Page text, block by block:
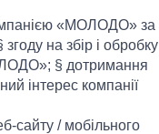
«МОЛОДО» за
на збір і обробку
§ дотримання
інтерес компанії
сайту / мобільного